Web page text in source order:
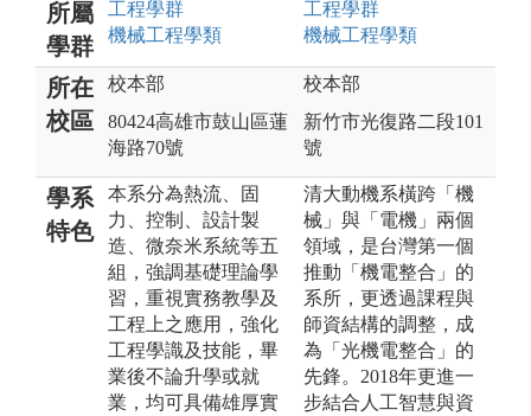
所屬
學群
工程學群
機械工程學類
工程學群
機械工程學類
所在
校區
校本部
80424高雄市鼓山區蓮
海路70號
校本部
新竹市光復路二段101
號
學系
特色
本系分為熱流、固
力、控制、設計製
造、微奈米系統等五
組，強調基礎理論學
習，重視實務教學及
工程上之應用，強化
工程學識及技能，畢
業後不論升學或就
業，均可具備雄厚實
清大動機系橫跨「機
械」與「電機」兩個
領域，是台灣第一個
推動「機電整合」的
系所，更透過課程與
師資結構的調整，成
為「光機電整合」的
先鋒。2018年更進一
步結合人工智慧與資